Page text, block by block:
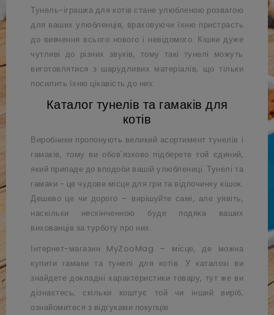
Тунель-іграшка для котів стане улюбленою розвагою
для ваших улюбленців, враховуючи їхню пристрасть
до вивчення всього нового і невідомого. Кішки дуже
чутливі до різних звуків, тому такі тунелі можуть
виготовлятися з шарудливих матеріалів, що тільки
посилить їхню цікавість до них.
Каталог тунелів та гамаків для
котів
Виробники пропонують великий асортимент тунелів і
гамаків, тому ви обов'язково підберете той єдиний,
який припаде до вподоби вашій улюблениці. Тунелі та
гамаки - це чудове місце для гри та відпочинку кішок.
Дешево це чи дорого – вирішуйте самі, але уявіть,
наскільки нескінченною буде подяка ваших
вихованців за турботу про них.
Інтернет-магазин MyZooMag – місце, де можна
купити гамаки та тунелі для котів. У каталозі ви
знайдете докладні характеристики товару, тут же ви
дізнаєтесь, скільки коштує той чи інший виріб,
ознайомитеся з відгуками покупців.